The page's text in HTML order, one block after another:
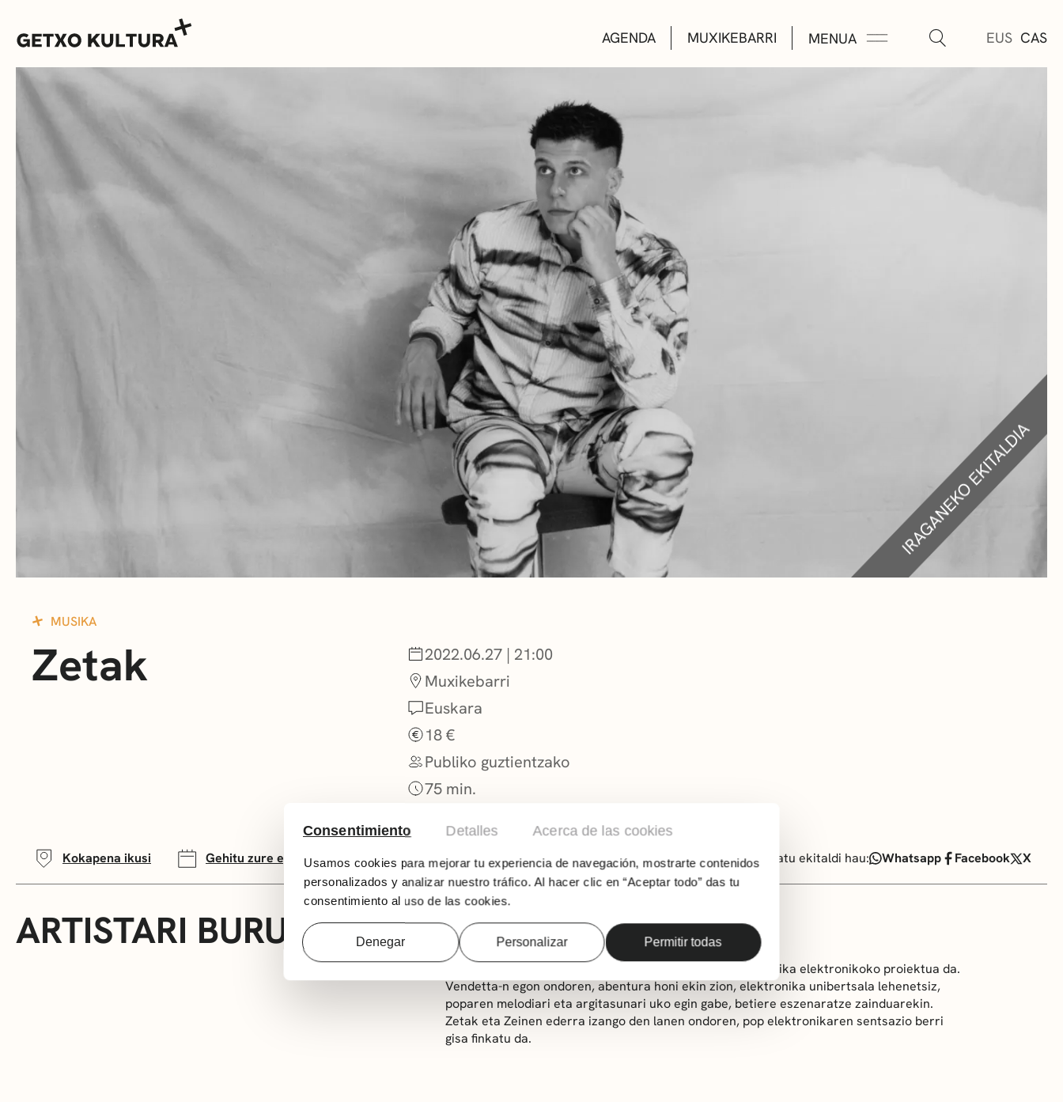
Consentimiento Detalles Acerca de las cookies
Usamos cookies para mejorar tu experiencia de navegación, mostrarte contenidos
personalizados y analizar nuestro tráfico. Al hacer clic en “Aceptar todo” das tu
consentimiento al uso de las cookies.
Denegar Personalizar Permitir todas
AGENDA MUXIKEBARRI MENUA EUS CAS
AGENDA
MUXIKEBARRI
SARRERAK
KULTUR ETXEAK
LIBURUTEGIAK
MUSIKA ESKOLA
DEIALDIAK
BERRIAK
GETXO KULTURA
KULTUR ELKARTEAK
MUSIKA
Zetak
2022.06.27 | 21:00
Muxikebarri
Euskara
18 €
Publiko guztientzako
75 min.
Kokapena ikusi Gehitu zure egutegira Partekatu ekitaldi hau: Whatsapp Facebook X
ARTISTARI BURUZ
Zetak Pello Reparazen eskutik sortutako euskarazko musika elektronikoko proiektua da.
Vendetta-n egon ondoren, abentura honi ekin zion, elektronika unibertsala lehenetsiz,
poparen melodiari eta argitasunari uko egin gabe, betiere eszenaratze zainduarekin.
Zetak etaZeinen ederra izango den lanen ondoren, pop elektronikaren sentsazio berri
gisa finkatu da.